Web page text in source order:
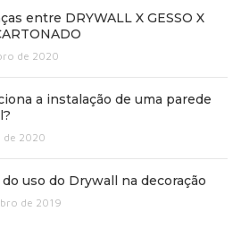
entre DRYWALL X GESSO X
de 2020
a instalação de uma parede
de 2020
uso do Drywall na decoração
de 2019